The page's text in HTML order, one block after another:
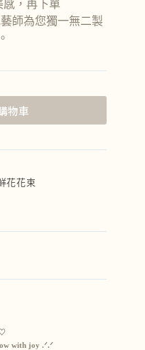
，再下單
師為您獨一無二製
物車
花花束
with joy .ᐟ.ᐟ